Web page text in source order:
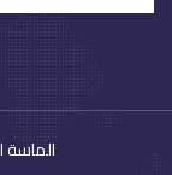
الماسة